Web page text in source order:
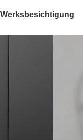
Werksbesichtigung